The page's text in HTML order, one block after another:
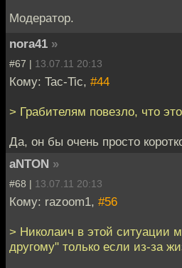
Модератор.
nora41 »
#67 | 13.07.11 20:13
Кому: Tac-Tic, #44
> Грабителям повезло, что
Да, он бы очень просто
aNTON »
#68 | 13.07.11 20:13
Кому: razoom1, #56
> Николаич в этой ситуации
другому" только если из-за